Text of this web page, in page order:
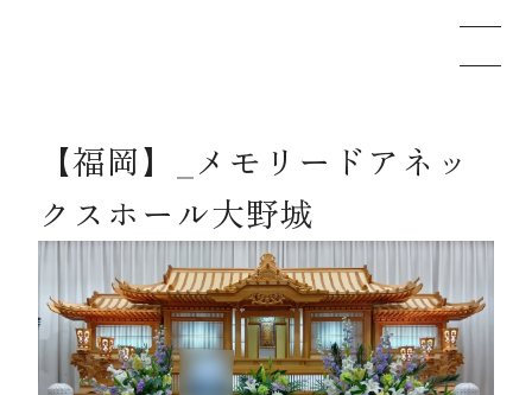
メモリードのお葬式について
葬儀の流れ
事例
【福岡】_メモリードアネッ
クスホール大野城